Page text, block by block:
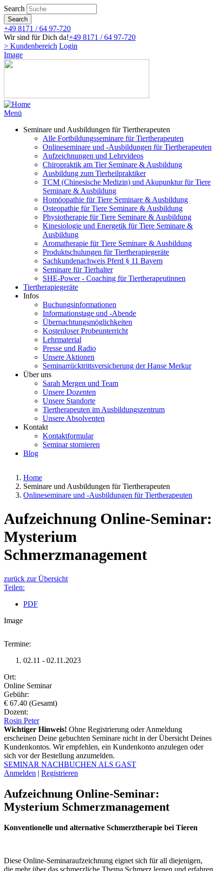
Direkt
zum
Inhalt
Search
Search
+49 8171 / 64 97-720
Wir sind für Dich da!+49 8171 / 64 97-720
> Kundenbereich Login
Image
Menü
Seminare und Ausbildungen für Tiertherapeuten
Alle Fortbildungsseminare für Tiertherapeuten
Onlineseminare und -Ausbildungen für Tiertherapeuten
Aufzeichnungen und Lehrvideos
Chiropraktik am Tier Seminare & Ausbildung
Ausbildung zum Tierheilpraktiker
TCM (Chinesische Medizin) und Akupunktur für Tiere
Seminare & Ausbildung
Homöopathie für Tiere Seminare & Ausbildung
Osteopathie für Tiere Seminare & Ausbildung
Physiotherapie für Tiere Seminare & Ausbildung
Kinesiologie und Energetik für Tiere Seminare &
Ausbildung
Aromatherapie für Tiere Seminare & Ausbildung
Produktschulungen für Tiertherapiegeräte
Sachkundenachweis Pferd § 11 Bayern
Seminare für Tierhalter
SHE-Power - Coaching für Tiertherapeutinnen
Tiertherapiegeräte
Infos
Buchungsinformationen
Informationstage und -Abende
Übernachtungsmöglichkeiten
Kostenloser Probeunterricht
Lehrmaterial
Presse und Radio
Unsere Aktionen
Seminarrücktrittsversicherung der Hanse Merkur
Über uns
Sarah Mergen und Team
Unsere Dozenten
Unsere Standorte
Tiertherapeuten im Ausbildungszentrum
Unsere Absolventen
Kontakt
Kontaktformular
Seminar stornieren
Blog
Home
Seminare und Ausbildungen für Tiertherapeuten
Onlineseminare und -Ausbildungen für Tiertherapeuten
Aufzeichnung Online-Seminar:
Mysterium
Schmerzmanagement
zurück zur Übersicht
Teilen:
PDF
Image
Termine:
02.11 - 02.11.2023
Ort:
Online Seminar
Gebühr:
€ 67.40 (Gesamt)
Dozent:
Rosin Peter
Wichtiger Hinweis! Ohne Registrierung oder Anmeldung
erscheinen Deine gebuchten Seminare nicht in der Übersicht Deines
Kundenkontos. Wir empfehlen, ein Kundenkonto anzulegen oder
sich vor der Bestellung anzumelden.
SEMINAR NACHBUCHEN ALS GAST
Anmelden | Registrieren
Aufzeichnung Online-Seminar:
Mysterium Schmerzmanagement
Konventionelle und alternative Schmerztherapie bei Tieren
Diese Online-Seminaraufzeichnung eignet sich für all diejenigen,
die mehr über das schmerzliche Thema Schmerz lernen und erfahren